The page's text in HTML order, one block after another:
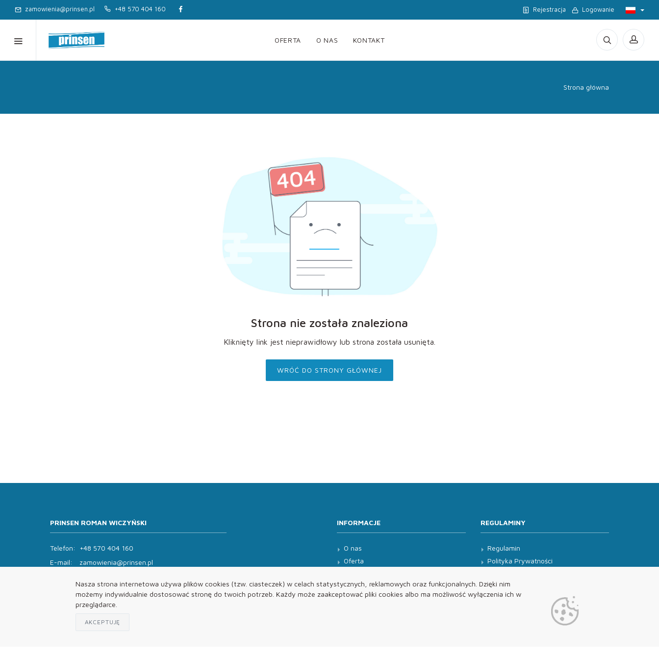
Nasza strona internetowa używa plików cookies (tzw. ciasteczek) w celach statystycznych, reklamowych oraz funkcjonalnych. Dzięki nim
możemy indywidualnie dostosować stronę do twoich potrzeb. Każdy może zaakceptować pliki cookies albo ma możliwość wyłączenia ich w
przeglądarce.
AKCEPTUJĘ
zamowienia@prinsen.pl +48 570 404 160 Rejestracja Logowanie
OFERTA O NAS KONTAKT
Strona główna
Strona nie została znaleziona
Kliknięty link jest nieprawidłowy lub strona została usunięta.
WRÓĆ DO STRONY GŁÓWNEJ
PRINSEN ROMAN WICZYŃSKI
Telefon:
+48 570 404 160
E-mail:
zamowienia@prinsen.pl
Pon - Pt: 8:00 - 14:00 Sob: zamknięte
INFORMACJE
O nas
Oferta
REGULAMINY
Regulamin
Polityka Prywatności